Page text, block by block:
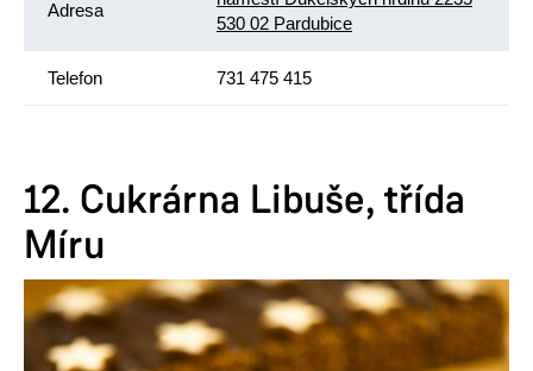
Adresa
530 02 Pardubice
Telefon 731 475 415
12. Cukrárna Libuše, třída
Míru